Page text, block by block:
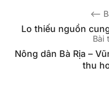
Lo thiếu nguồn
Nông dân Bà Rịa –
thu